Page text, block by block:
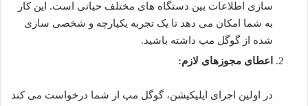
سازی اطلاعات بین دستگاه های مختلف حیاتی است. این کار
به شما امکان می دهد تا یک تجربه یکپارچه و شخصی سازی
شده از گوگل مپ داشته باشید.
اعطای مجوزهای لازم:
در اولین اجرای اپلیکیشن، گوگل مپ از شما درخواست می کند